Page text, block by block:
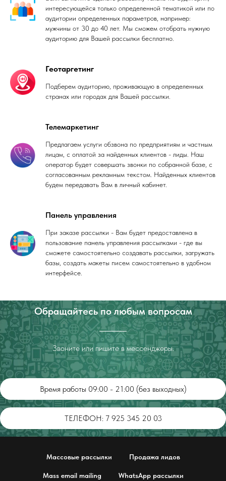
интересующейся только определенной тематикой или по
аудитории определенных параметров, например:
мужчины от 30 до 40 лет. Мы сможем отобрать нужную
аудиторию для Вашей рассылки бесплатно.
Геотаргетинг
Подберем аудиторию, проживающую в определенных
странах или городах для Вашей рассылки.
Телемаркетинг
Предлагаем услуги обзвона по предприятиям и частным
лицам, с оплатой за найденных клиентов - лиды. Наш
оператор будет совершать звонки по собранной базе, с
согласованным рекламным текстом. Найденных клиентов
будем передавать Вам в личный кабинет.
Панель управления
При заказе рассылки - Вам будет предоставлена в
пользование панель управления рассылками - где вы
сможете самостоятельно создавать рассылки, загружать
базы, создать макеты писем самостоятельно в удобном
интерфейсе.
Обращайтесь по любым вопросам
Звоните или пишите в мессенджеры.
Время работы 09:00 - 21:00 (без выходных)
ТЕЛЕФОН: 7 925 345 20 03
Массовые рассылки Продажа лидов
Mass email mailing WhatsApp рассылки